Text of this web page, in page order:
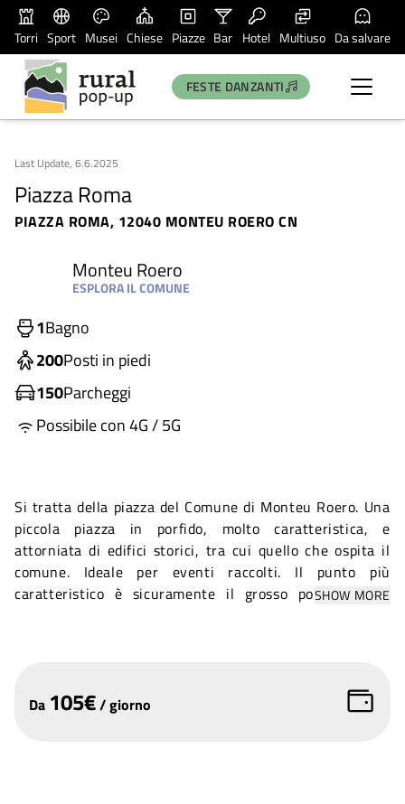
Torri Sport Musei Chiese Piazze Bar Hotel Multiuso Da salvare
FESTE DANZANTI
Last Update, 6.6.2025
Piazza Roma
PIAZZA ROMA, 12040 MONTEU ROERO CN
Monteu Roero
ESPLORA IL COMUNE
1Bagno
200Posti in piedi
150Parcheggi
Possibile con 4G / 5G
Si tratta della piazza del Comune di Monteu Roero. Una
piccola piazza in porfido, molto caratteristica, e
attorniata di edifici storici, tra cui quello che ospita il
comune. Ideale per eventi raccolti. Il punto più
caratteristico è sicuramente il grosso porticato (c'è
SHOW MORE
Da 105€/giorno